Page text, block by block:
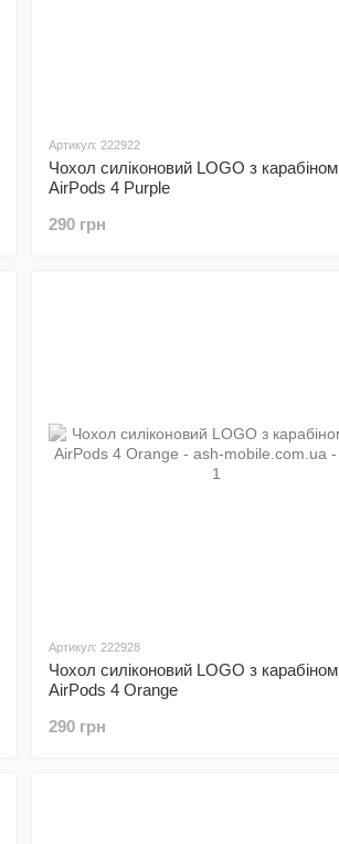
Артикул: 222922
Чохол силіконовий LOGO з
AirPods 4 Purple
290 грн
Артикул: 222928
Чохол силіконовий LOGO з
AirPods 4 Orange
290 грн